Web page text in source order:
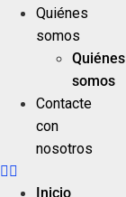
Quiénes
somos
Quiénes
somos
Contacte
con
nosotros
Inicio